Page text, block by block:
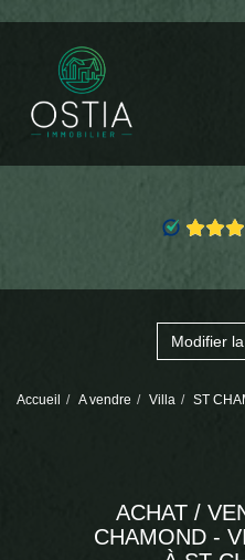
Modifier
Accueil A vendre Villa ST
ACHAT /
CHAMOND -